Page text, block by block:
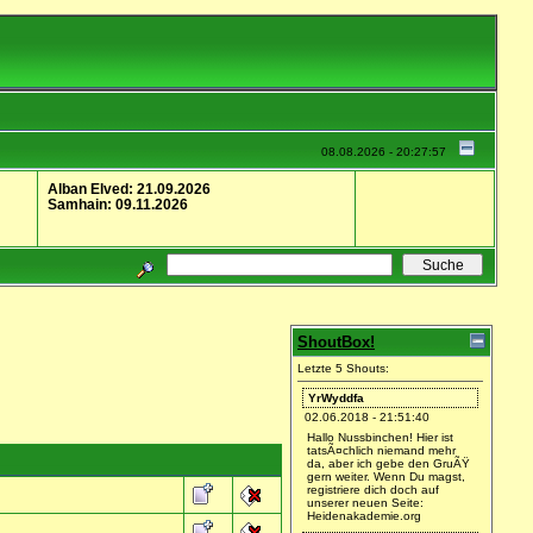
08.08.2026 - 20:27:57
Alban Elved: 21.09.2026
Samhain: 09.11.2026
ShoutBox!
Letzte 5 Shouts:
YrWyddfa
02.06.2018 - 21:51:40
Hallo Nussbinchen! Hier ist
tatsÃ¤chlich niemand mehr
da, aber ich gebe den GruÃŸ
gern weiter. Wenn Du magst,
registriere dich doch auf
unserer neuen Seite:
Heidenakademie.org